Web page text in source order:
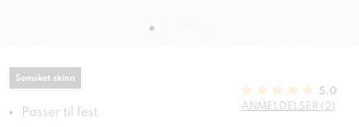
Semsket skinn
Passer til fest
5.0
ANMELDELSER (2)